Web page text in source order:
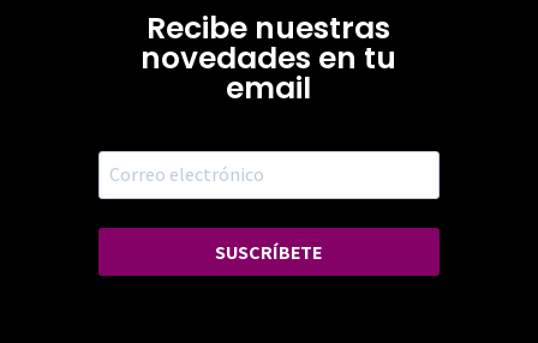
Recibe nuestras
novedades en tu
email
SUSCRÍBETE